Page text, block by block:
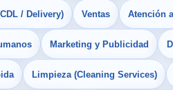
/ Delivery) Ventas Atención
Marketing y Publicidad
Limpieza (Cleaning Services)